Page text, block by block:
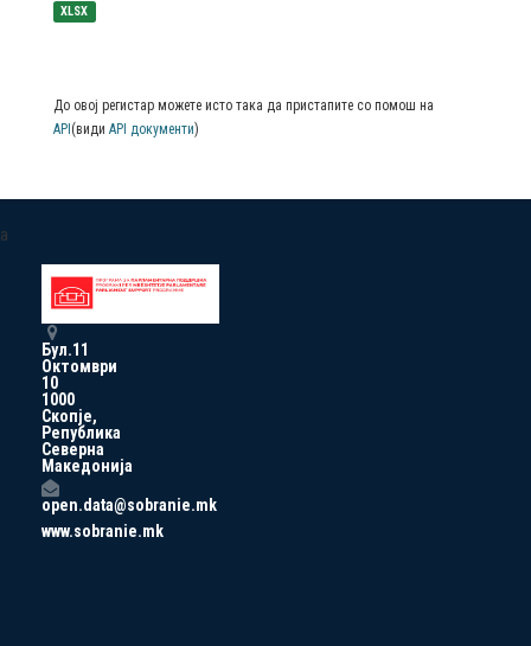
XLSX
До овој регистар можете исто така да пристапите со помош на
API (види API документи)
a
Бул.11
Октомври
10
1000
Скопје,
Република
Северна
Македонија
open.data@sobranie.mk
www.sobranie.mk